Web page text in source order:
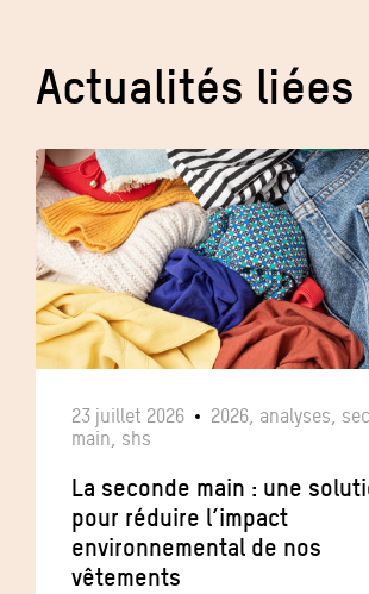
Actualités liées
23 juillet 2026
2026, analyses,
main, shs
La seconde main : une
pour réduire l’impact
environnemental de nos
vêtements